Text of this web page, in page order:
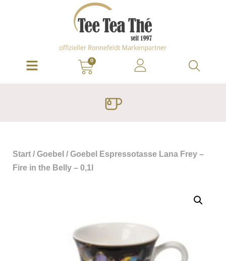
0
Start / Goebel / Goebel Espressotasse Lana Frey –
Fire in the Belly – 0,1l